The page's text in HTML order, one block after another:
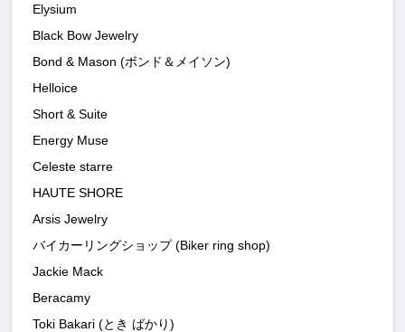
Elysium
Black Bow Jewelry
Bond & Mason (ボンド＆メイソン)
Helloice
Short & Suite
Energy Muse
Celeste starre
HAUTE SHORE
Arsis Jewelry
バイカーリングショップ (Biker ring shop)
Jackie Mack
Beracamy
Toki Bakari (とき ばかり)